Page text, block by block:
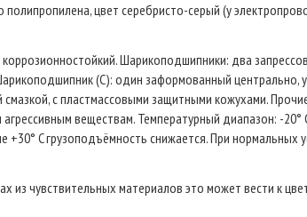
полипропилена, цвет серебристо-серый (у
Шарикоподшипники: два
(C): один заформованный центрально,
с пластмассовыми защитными кожухами.
веществам. Температурный диапазон: -20°
C грузоподъёмность снижается. При нормальных
из чувствительных материалов это может вести к